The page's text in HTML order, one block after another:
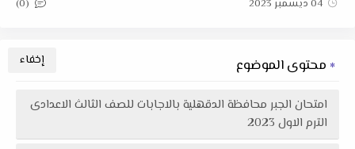
04 ديسمبر 2023 (0)
محتوى الموضوع
امتحان الجبر محافظة الدقهلية بالاجابات للصف الثالث الاعدادى
الترم الاول 2023